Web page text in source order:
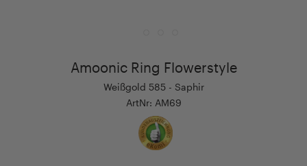
Amoonic Ring Flowerstyle
Weißgold 585 - Saphir
ArtNr: AM69